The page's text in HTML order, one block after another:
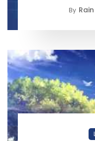
By Rain